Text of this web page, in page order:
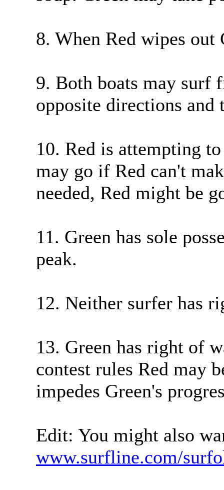
8. When Red wipes out
9. Both boats may surf
opposite directions and
10. Red is attempting
may go if Red can't
needed, Red might be
11. Green has sole
peak.
12. Neither surfer has
13. Green has right of
contest rules Red may
impedes Green's
Edit: You might also
www.surfline.com/